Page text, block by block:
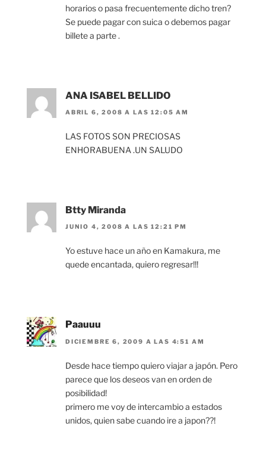
horarios o pasa frecuentemente dicho tren?
Se puede pagar con suica o debemos pagar
billete a parte .
ANA ISABEL BELLIDO
ABRIL 6, 2008 A LAS 12:05 AM
LAS FOTOS SON PRECIOSAS
ENHORABUENA .UN SALUDO
Btty Miranda
JUNIO 4, 2008 A LAS 12:21 PM
Yo estuve hace un año en Kamakura, me
quede encantada, quiero regresar!!!
Paauuu
DICIEMBRE 6, 2009 A LAS 4:51 AM
Desde hace tiempo quiero viajar a japón. Pero
parece que los deseos van en orden de
posibilidad!
primero me voy de intercambio a estados
unidos, quien sabe cuando ire a japon??!